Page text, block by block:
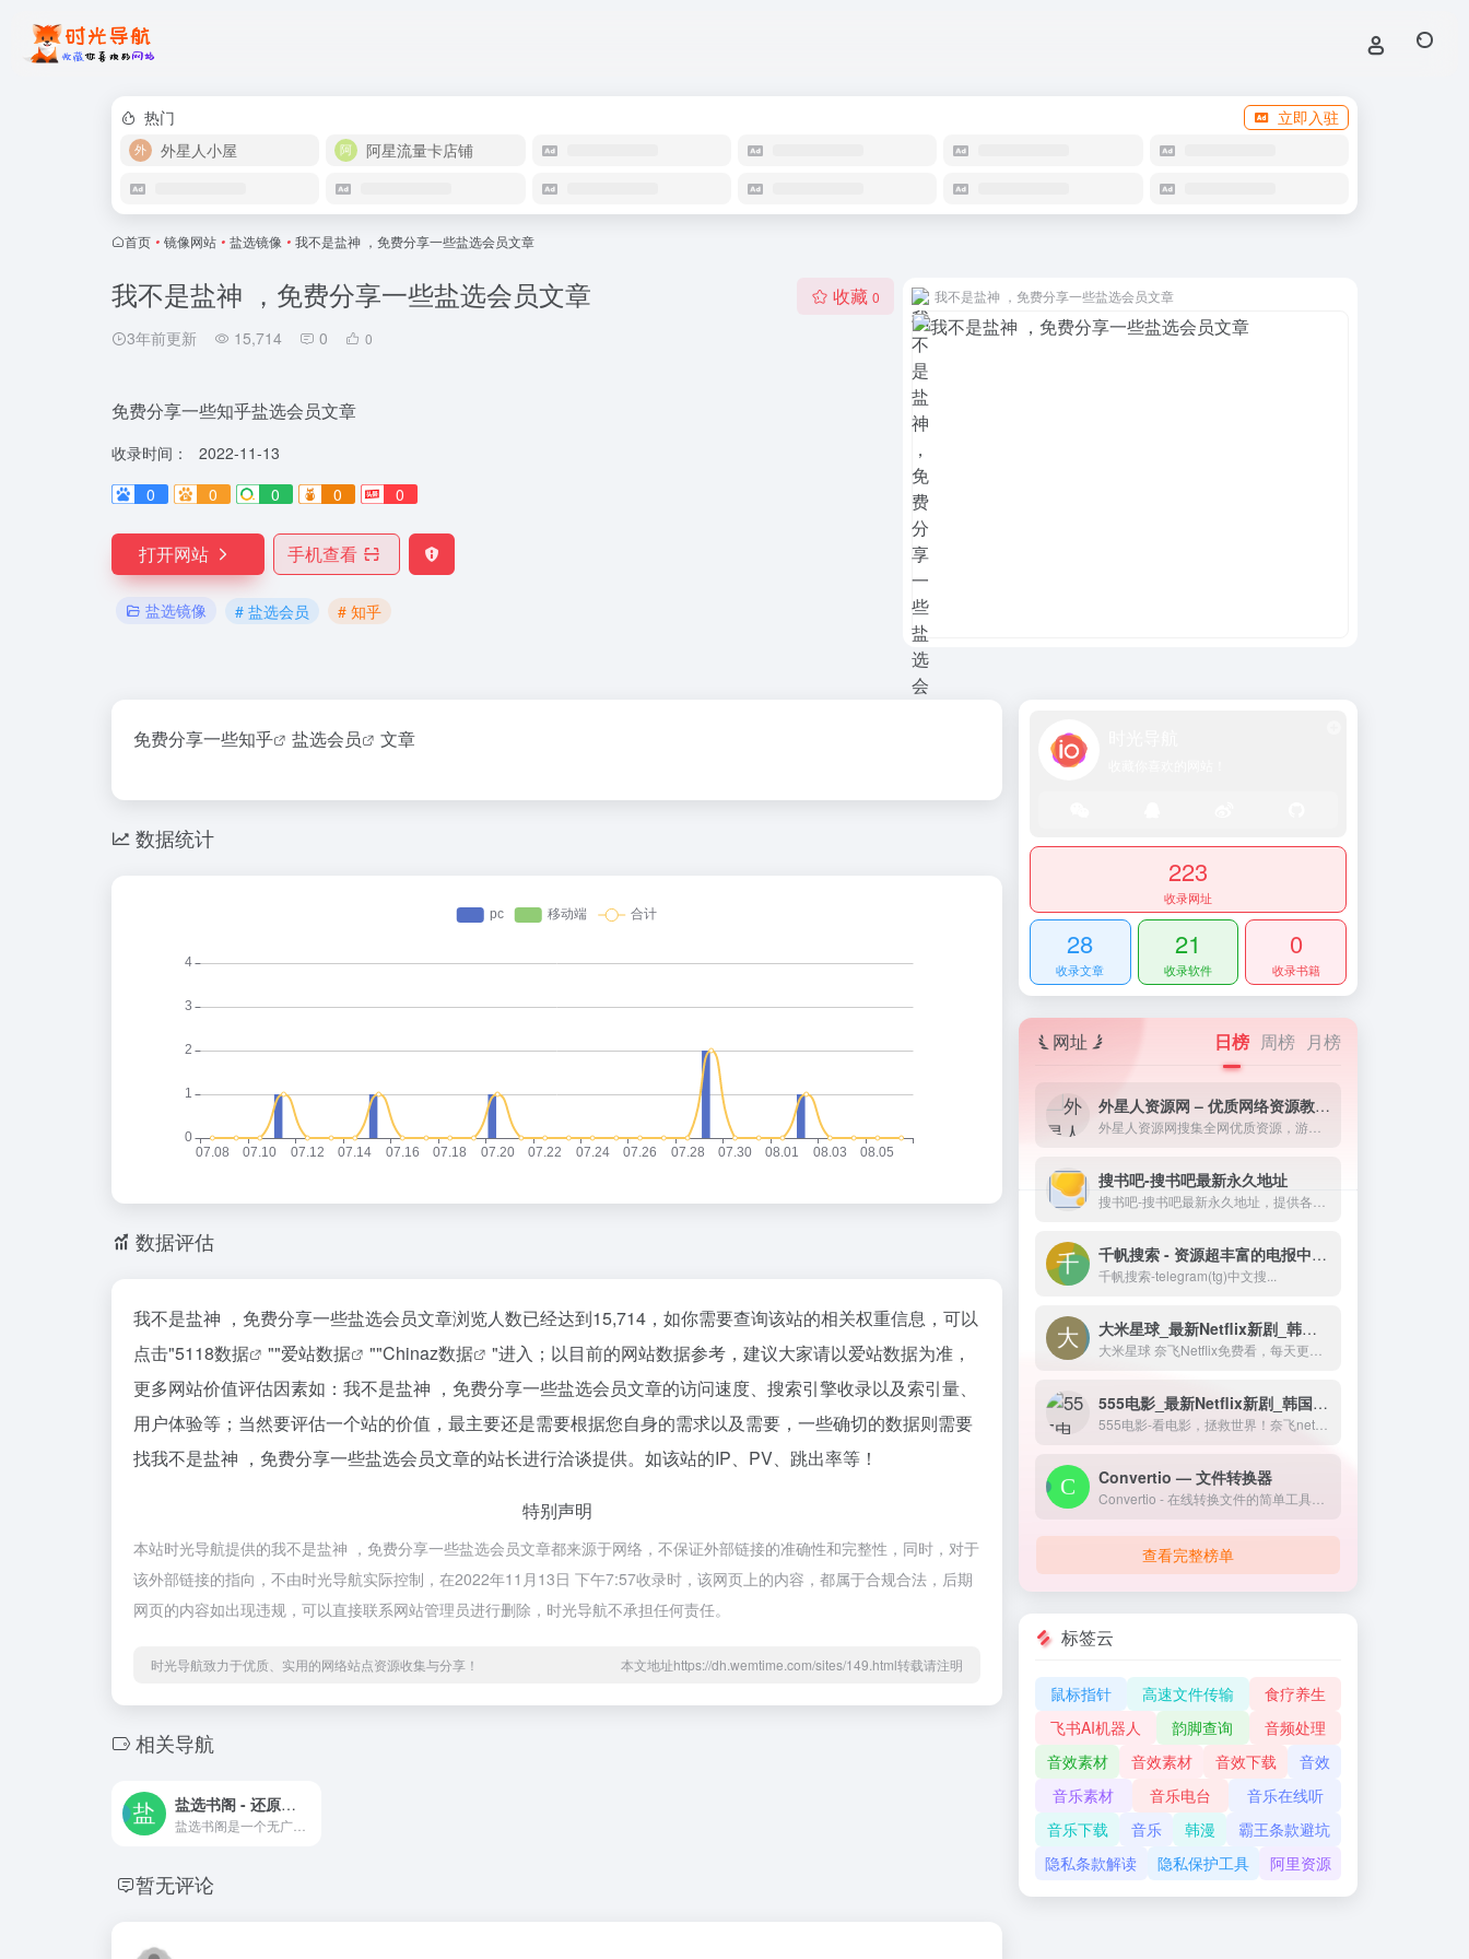
热门
立即入驻
外星人小屋
阿星流量卡店铺
首页 • 镜像网站 • 盐选镜像 • 我不是盐神 ，免费分享一些盐选会员文章
我不是盐神 ，免费分享一些盐选会员文章
3年前更新 15,714 0 0
收藏 0
免费分享一些知乎盐选会员文章
收录时间：
2022-11-13
0
0 0 0 0
打开网站 手机查看
盐选镜像 # 盐选会员 # 知乎
我不是盐神 ，免费分享一些盐选会员文章
免费分享一些知乎 盐选会员 文章
数据统计
数据评估
我不是盐神 ，免费分享一些盐选会员文章浏览人数已经达到15,714，如你需要查询该站的相关权重信息，可以
点击"5118数据 ""爱站数据 ""Chinaz数据
"进入；以目前的网站数据参考，建议大家请以爱站数据为准，
更多网站价值评估因素如：我不是盐神 ，免费分享一些盐选会员文章的访问速度、搜索引擎收录以及索引量、
用户体验等；当然要评估一个站的价值，最主要还是需要根据您自身的需求以及需要，一些确切的数据则需要
找我不是盐神 ，免费分享一些盐选会员文章的站长进行洽谈提供。如该站的IP、PV、跳出率等！
特别声明
本站时光导航提供的我不是盐神 ，免费分享一些盐选会员文章都来源于网络，不保证外部链接的准确性和完整性，同时，对于
该外部链接的指向，不由时光导航实际控制，在2022年11月13日 下午7:57收录时，该网页上的内容，都属于合规合法，后期
网页的内容如出现违规，可以直接联系网站管理员进行删除，时光导航不承担任何责任。
时光导航致力于优质、实用的网络站点资源收集与分享！ 本文地址https://dh.wemtime.com/sites/149.html转载请注明
相关导航
盐选书阁 - 还原阅读本质
暂无评论
223
收录网址
28
收录文章
21
收录软件
0
收录书籍
网址 日榜 周榜 月榜
外星人资源网 – 优质网络资源教程分享！
搜书吧-搜书吧最新永久地址
千帆搜索 - 资源超丰富的电报中文搜索引擎，Telegram (TG) 资源搜索网站！
千帆搜索-telegram(tg)中文搜...
大米星球_最新Netflix新剧_韩国电影免费在线观看
555电影_最新Netflix新剧_韩国电影免费在线观看
Convertio — 文件转换器
查看完整榜单
标签云
鼠标指针 高速文件传输
食疗养生
飞书AI机器人
韵脚查询
音频处理
音效素材
音效素材 音效下载
音效
音乐素材
音乐电台
音乐在线听
音乐下载
音乐 韩漫
霸王条款避坑
隐私条款解读
隐私保护工具 阿里资源